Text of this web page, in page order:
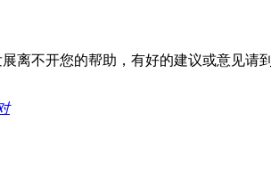
离不开您的帮助，有好的建议或意见请到